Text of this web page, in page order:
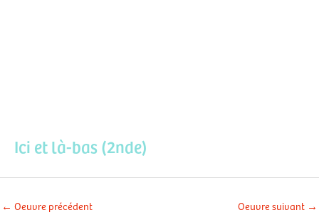
Ici et là-bas (2nde)
← Oeuvre précédent Oeuvre suivant →